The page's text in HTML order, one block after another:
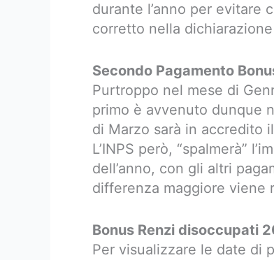
durante l’anno per evitare
corretto nella
Secondo Pagamento
Purtroppo nel mese di
primo è avvenuto dunque
di Marzo sarà in accredito
L’INPS però, “spalmerà”
dell’anno, con gli altri
differenza maggiore viene
Bonus Renzi disoccupati
Per visualizzare le date di